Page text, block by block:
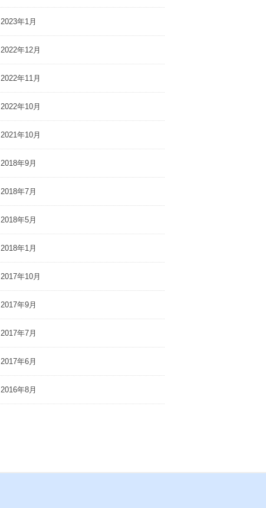
2023年1月
2022年12月
2022年11月
2022年10月
2021年10月
2018年9月
2018年7月
2018年5月
2018年1月
2017年10月
2017年9月
2017年7月
2017年6月
2016年8月